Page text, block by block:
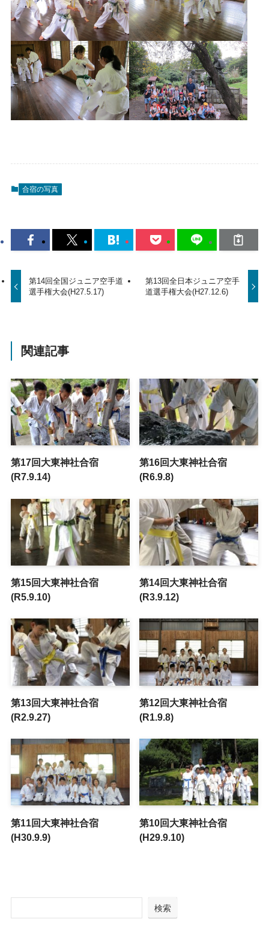
合宿の写真
第14回全国ジュニア空手道
選手権大会(H27.5.17)
第13回全日本ジュニア空手
道選手権大会(H27.12.6)
関連記事
第17回大東神社合宿
(R7.9.14)
第16回大東神社合宿
(R6.9.8)
第15回大東神社合宿
(R5.9.10)
第14回大東神社合宿
(R3.9.12)
第13回大東神社合宿
(R2.9.27)
第12回大東神社合宿
(R1.9.8)
第11回大東神社合宿
(H30.9.9)
第10回大東神社合宿
(H29.9.10)
検索